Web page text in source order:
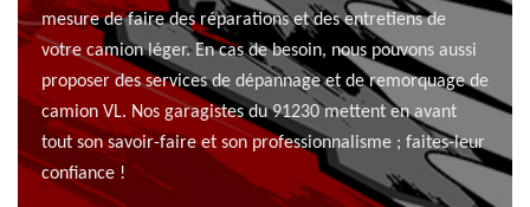
mesure de faire des réparations et des entretiens de
votre camion léger. En cas de besoin, nous pouvons aussi
proposer des services de dépannage et de remorquage de
camion VL. Nos garagistes du 91230 mettent en avant
tout son savoir-faire et son professionnalisme ; faites-leur
confiance !